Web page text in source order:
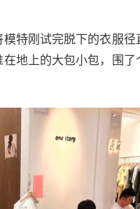
特刚试完脱下的衣服
地上的大包小包，围